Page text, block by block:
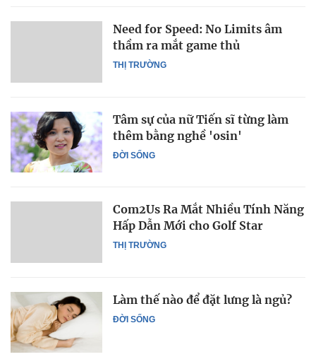
THỊ TRƯỜNG
Need for Speed: No Limits âm
thầm ra mắt game thủ
ĐỜI SỐNG
Tâm sự của nữ Tiến sĩ từng làm
thêm bằng nghề 'osin'
THỊ TRƯỜNG
Com2Us Ra Mắt Nhiều Tính Năng
Hấp Dẫn Mới cho Golf Star
ĐỜI SỐNG
Làm thế nào để đặt lưng là ngủ?